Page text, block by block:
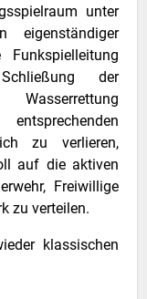
unter
eigenständiger
der
zu verlieren,
auf die aktiven
Freiwillige
zu verteilen.
klassischen